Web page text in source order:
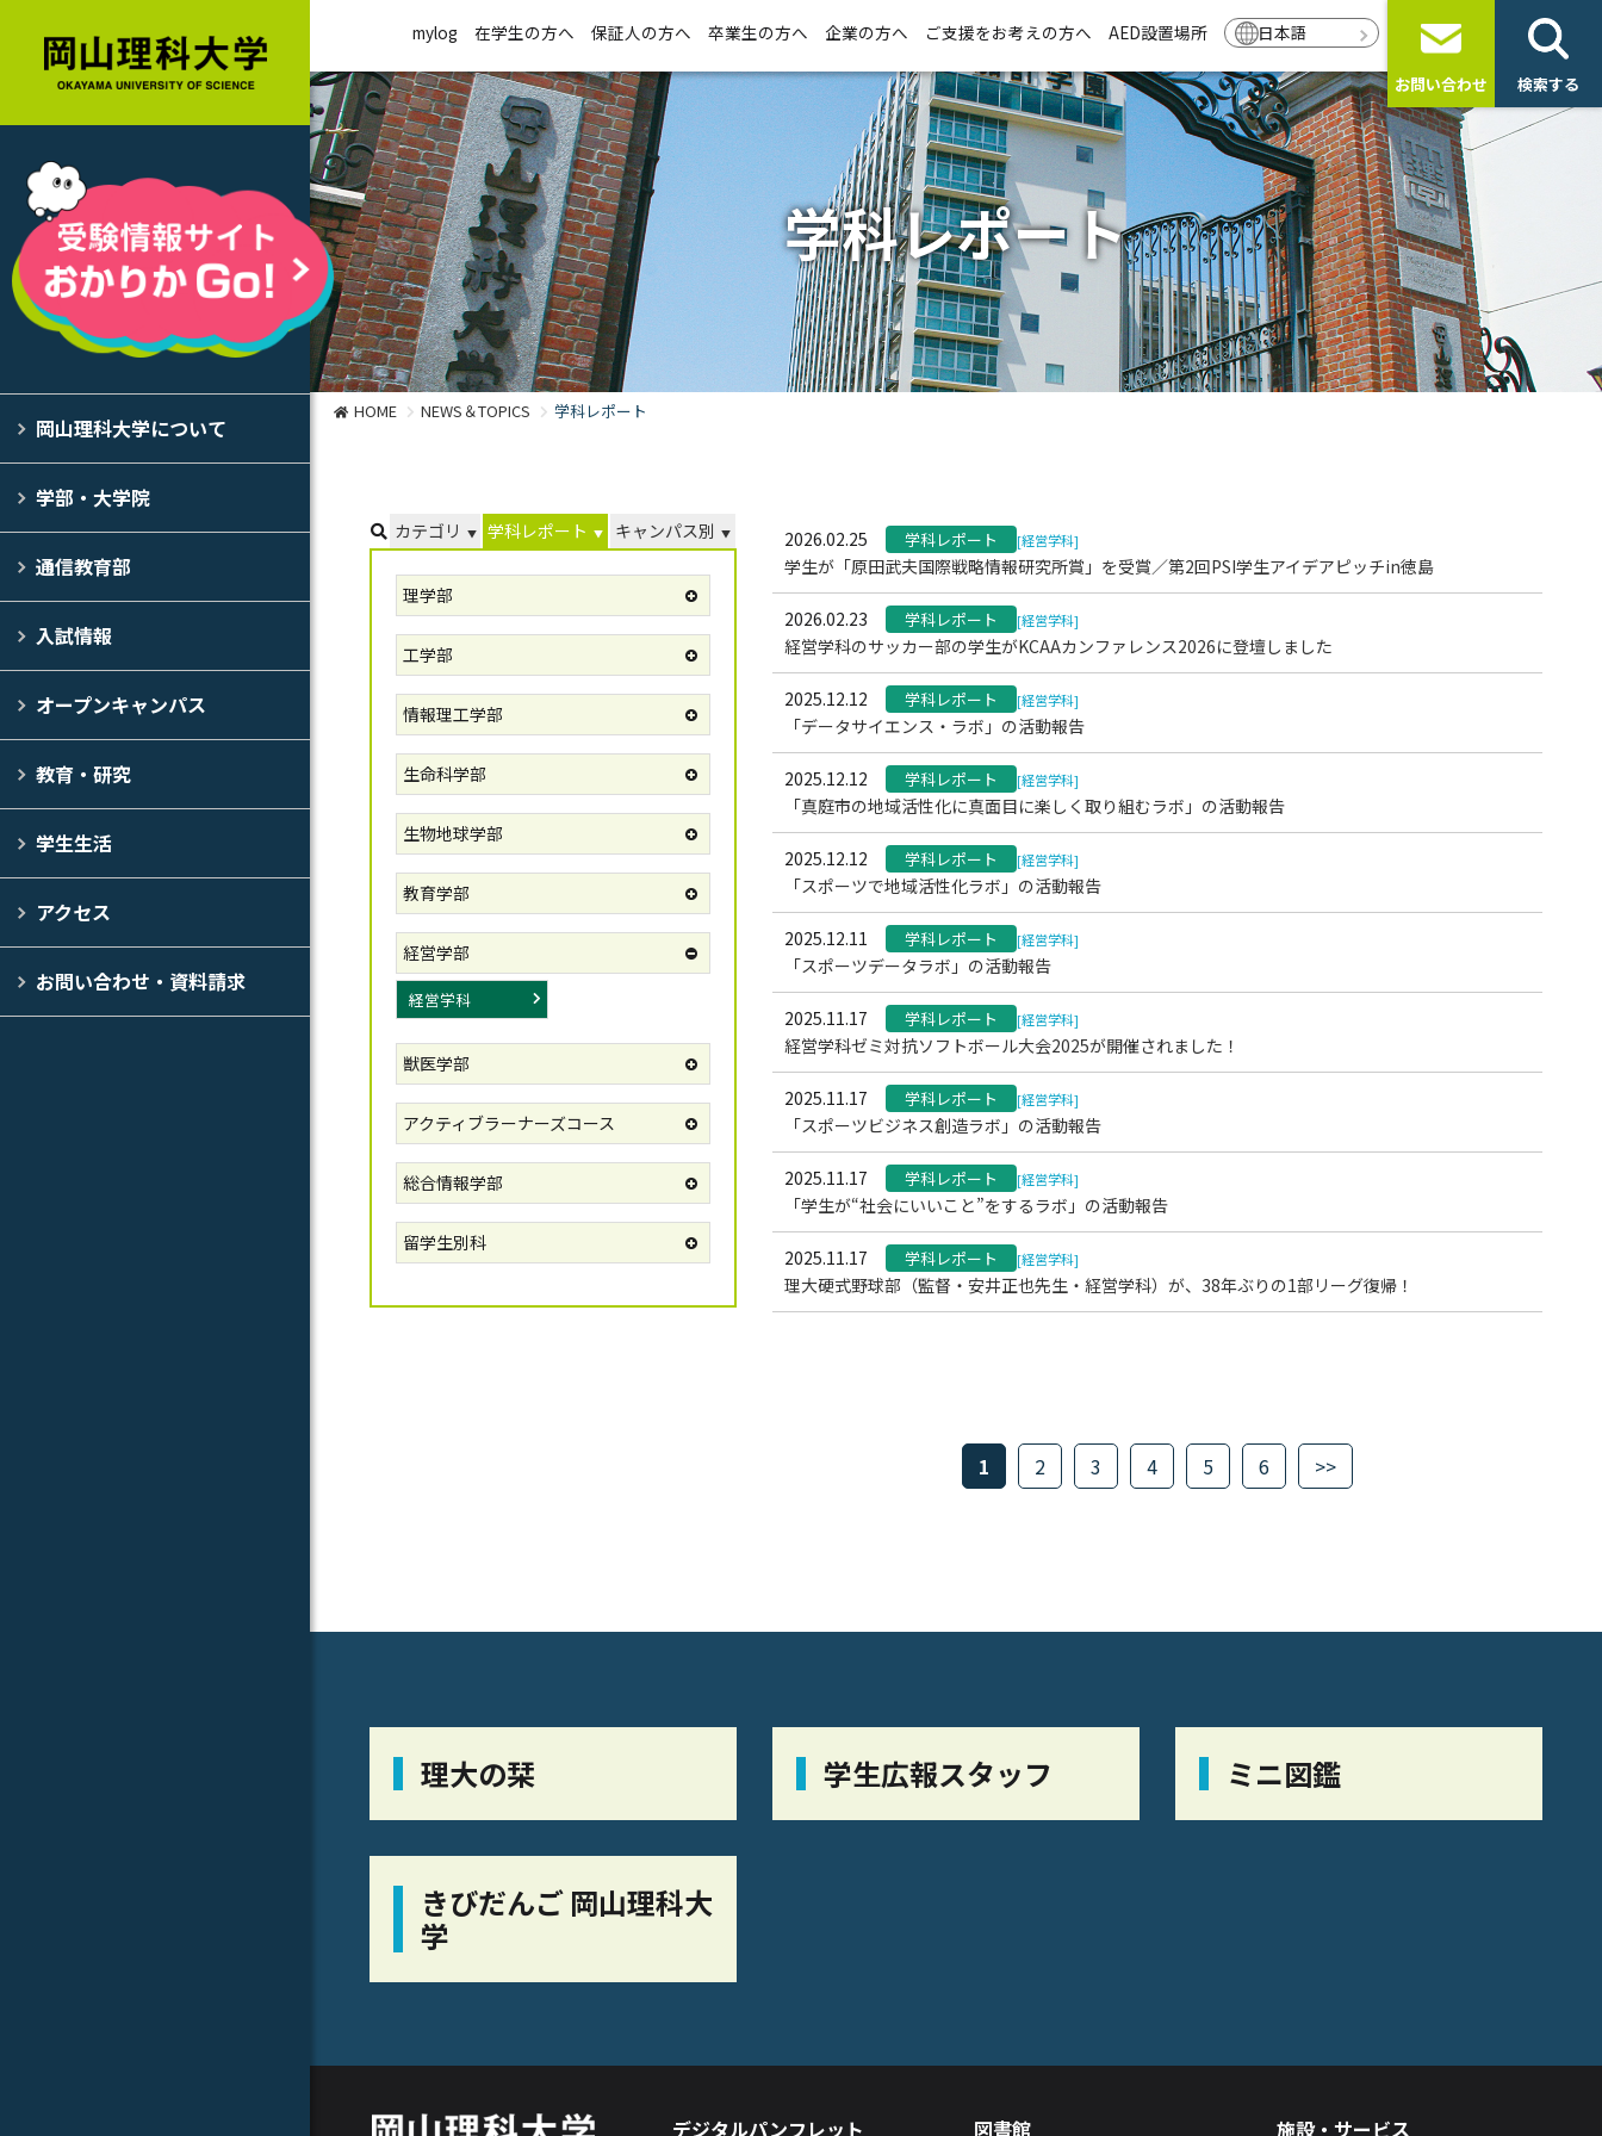
岡山理科大学について
学部・大学院
通信教育部
入試情報
オープンキャンパス
教育・研究
学生生活
アクセス
お問い合わせ・資料請求
mylog 在学生の方へ 保証人の方へ 卒業生の方へ 企業の方へ ご支援をお考えの方へ AED設置場所 日本語
お問い合わせ 検索する
学科レポート
HOME NEWS＆TOPICS 学科レポート
カテゴリ 学科レポート キャンパス別
理学部
工学部
情報理工学部
生命科学部
生物地球学部
教育学部
経営学部
経営学科
獣医学部
アクティブラーナーズコース
総合情報学部
留学生別科
2026.02.25 学科レポート [経営学科]
学生が「原田武夫国際戦略情報研究所賞」を受賞／第2回PSI学生アイデアピッチin徳島
2026.02.23 学科レポート [経営学科]
経営学科のサッカー部の学生がKCAAカンファレンス2026に登壇しました
2025.12.12 学科レポート [経営学科]
「データサイエンス・ラボ」の活動報告
2025.12.12 学科レポート [経営学科]
「真庭市の地域活性化に真面目に楽しく取り組むラボ」の活動報告
2025.12.12 学科レポート [経営学科]
「スポーツで地域活性化ラボ」の活動報告
2025.12.11 学科レポート [経営学科]
「スポーツデータラボ」の活動報告
2025.11.17 学科レポート [経営学科]
経営学科ゼミ対抗ソフトボール大会2025が開催されました！
2025.11.17 学科レポート [経営学科]
「スポーツビジネス創造ラボ」の活動報告
2025.11.17 学科レポート [経営学科]
「学生が“社会にいいこと”をするラボ」の活動報告
2025.11.17 学科レポート [経営学科]
理大硬式野球部（監督・安井正也先生・経営学科）が、38年ぶりの1部リーグ復帰！
1 2 3 4 5 6 >>
理大の栞 学生広報スタッフ ミニ図鑑
きびだんご 岡山理科大
学
デジタルパンフレット 図書館 施設・サービス